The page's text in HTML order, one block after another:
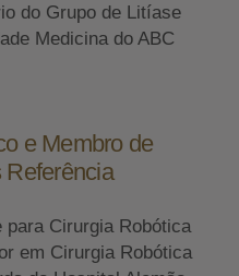
do Grupo de Litíase
Medicina do ABC
e Membro de
Cirurgia Robótica
em Cirurgia Robótica